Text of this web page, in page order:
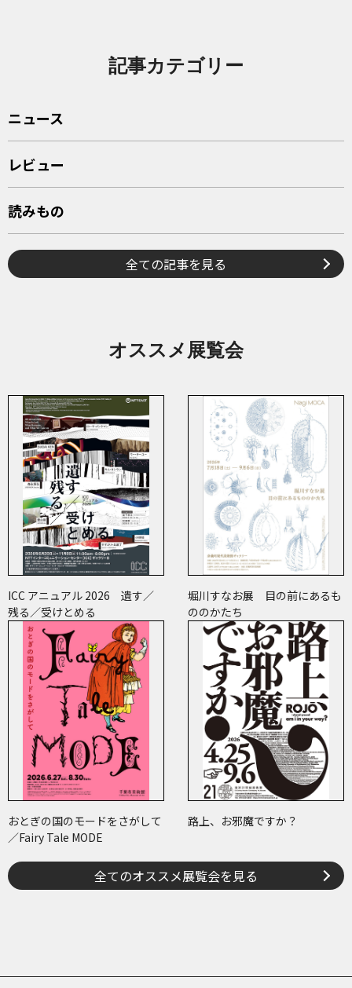
記事カテゴリー
ニュース
レビュー
読みもの
全ての記事を見る
オススメ展覧会
ICC アニュアル 2026 遺す／
残る／受けとめる
堀川すなお展 目の前にあるも
ののかたち
おとぎの国のモードをさがして
／Fairy Tale MODE
路上、お邪魔ですか？
全てのオススメ展覧会を見る